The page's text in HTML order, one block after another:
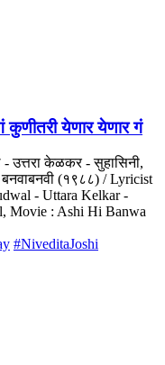
येणार येणार गं
- उत्तरा केळकर - सुहासिनी,
(१९८८) / Lyricist
- Uttara Kelkar -
Movie : Ashi Hi Banwa
#NiveditaJoshi